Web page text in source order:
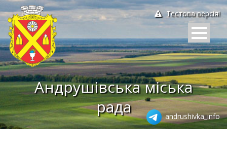
Тестова версія!
Андрушівська міська
рада
andrushivka_info